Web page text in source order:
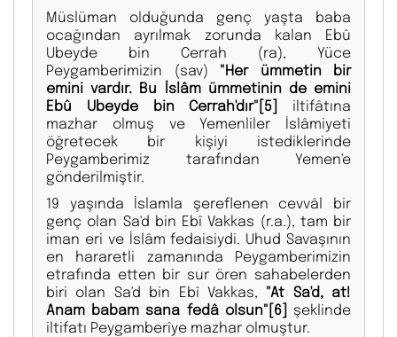
Müslüman olduğunda genç yaşta baba
ocağından ayrılmak zorunda kalan Ebû
Ubeyde bin Cerrah (ra), Yüce
Peygamberimizin (sav) "Her ümmetin bir
emini vardır. Bu İslâm ümmetinin de emini
Ebû Ubeyde bin Cerrah'dır"[5] iltifâtına
mazhar olmuş ve Yemenliler İslâmiyeti
öğretecek bir kişiyi istediklerinde
Peygamberimiz tarafından Yemen'e
gönderilmiştir.
19 yaşında İslamla şereflenen cevvâl bir
genç olan Sa'd bin Ebî Vakkas (r.a.), tam bir
iman eri ve İslâm fedaisiydi. Uhud Savaşının
en hararetli zamanında Peygamberimizin
etrafında etten bir sur ören sahabelerden
biri olan Sa'd bin Ebî Vakkas, "At Sa'd, at!
Anam babam sana fedâ olsun"[6] şeklinde
iltifatı Peygamberîye mazhar olmuştur.